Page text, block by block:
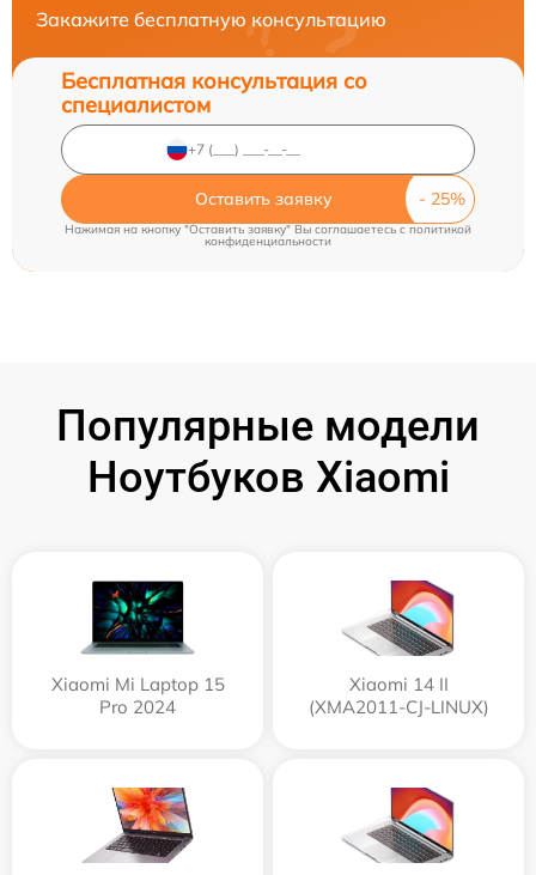
Закажите бесплатную консультацию
Бесплатная консультация со
специалистом
Оставить заявку
Нажимая на кнопку "Оставить заявку" Вы соглашаетесь cполитикой
конфиденциальности
Популярные модели
Ноутбуков Xiaomi
Xiaomi Mi Laptop 15
Pro 2024
Xiaomi 14 II
(XMA2011-CJ-LINUX)